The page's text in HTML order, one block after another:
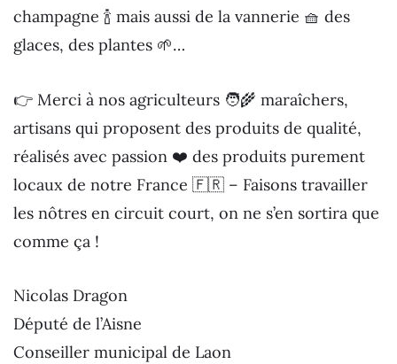
champagne 🍾 mais aussi de la vannerie 🧺 des
glaces, des plantes 🌱…
👉 Merci à nos agriculteurs 🧑‍🌾 maraîchers,
artisans qui proposent des produits de qualité,
réalisés avec passion ❤️ des produits purement
locaux de notre France 🇫🇷 – Faisons travailler
les nôtres en circuit court, on ne s’en sortira que
comme ça !
Nicolas Dragon
Député de l’Aisne
Conseiller municipal de Laon